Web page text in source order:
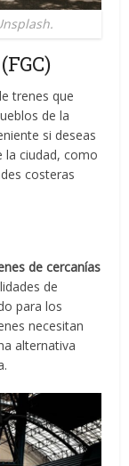
trenes que
de la
si deseas
la ciudad, como
costeras
de cercanías
de
para los
necesitan
alternativa